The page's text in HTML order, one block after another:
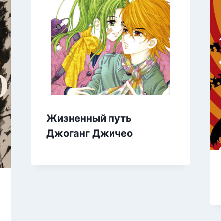
Жизненный путь
Джоганг Джичео